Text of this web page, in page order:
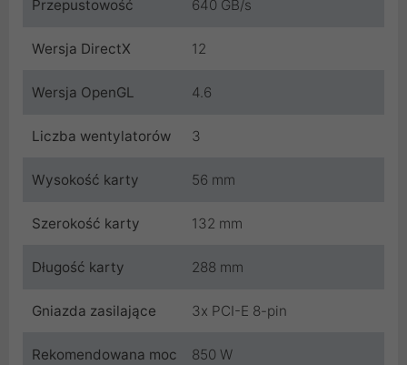
Przepustowość 640 GB/s
Wersja DirectX 12
Wersja OpenGL 4.6
Liczba wentylatorów 3
Wysokość karty 56 mm
Szerokość karty 132 mm
Długość karty 288 mm
Gniazda zasilające 3x PCI-E 8-pin
Rekomendowana moc
850 W